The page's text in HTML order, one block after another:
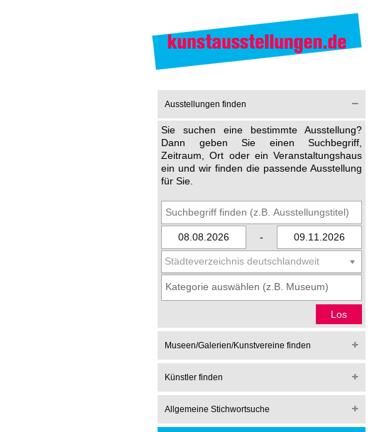
Ausstellungen finden
Sie suchen eine bestimmte Ausstellung?
Dann geben Sie einen Suchbegriff,
Zeitraum, Ort oder ein Veranstaltungshaus
ein und wir finden die passende Ausstellung
für Sie.
-
Städteverzeichnis deutschlandweit
Museen/Galerien/Kunstvereine finden
Künstler finden
Allgemeine Stichwortsuche